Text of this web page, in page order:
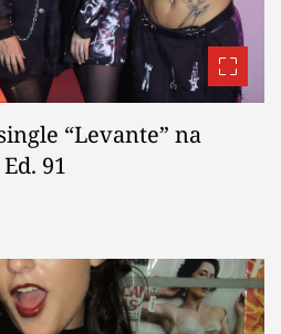
“Levante” na
91